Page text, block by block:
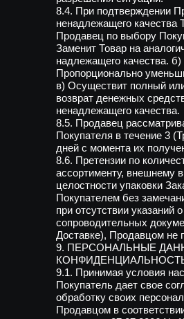
8.4. При подтверждении
ненадлежащего качества
Продавец по выбору
Заменит Товар на
надлежащего качества. б)
Пропорционально
в) Осуществит полный
возврат денежных
ненадлежащего качества.
8.5. Продавец
Покупателя в течение 3
дней с момента их
8.6. Претензии по
ассортименту, внешнему
целостности упаковки
Покупателем без
при отсутствии указаний
сопроводительных
Доставке), Продавцом не
9. ПЕРСОНАЛЬНЫЕ
9.1. Принимая условия
Покупатель дает свое
обработку своих
Продавцом в